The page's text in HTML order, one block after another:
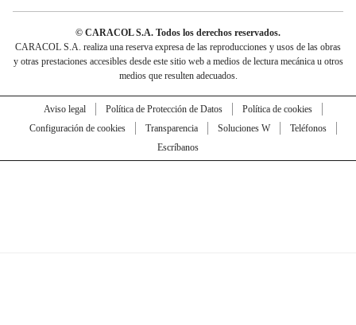
© CARACOL S.A. Todos los derechos reservados.
CARACOL S.A. realiza una reserva expresa de las reproducciones y usos de las obras
y otras prestaciones accesibles desde este sitio web a medios de lectura mecánica u otros
medios que resulten adecuados.
Aviso legal Política de Protección de Datos
Política de cookies
Configuración de cookies
Transparencia Soluciones W
Teléfonos
Escríbanos